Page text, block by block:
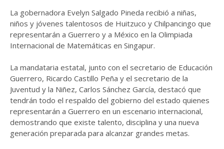
La gobernadora Evelyn Salgado Pineda recibió a niñas,
niños y jóvenes talentosos de Huitzuco y Chilpancingo que
representarán a Guerrero y a México en la Olimpiada
Internacional de Matemáticas en Singapur.
La mandataria estatal, junto con el secretario de Educación
Guerrero, Ricardo Castillo Peña y el secretario de la
Juventud y la Niñez, Carlos Sánchez García, destacó que
tendrán todo el respaldo del gobierno del estado quienes
representarán a Guerrero en un escenario internacional,
demostrando que existe talento, disciplina y una nueva
generación preparada para alcanzar grandes metas.